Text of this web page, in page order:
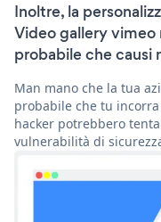
Inoltre, la
Video gallery
probabile che causi
Man mano che la tua
probabile che tu
hacker potrebbero
vulnerabilità di